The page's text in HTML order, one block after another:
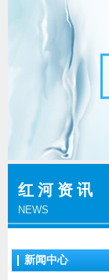
红河资讯
NEWS
新闻中心